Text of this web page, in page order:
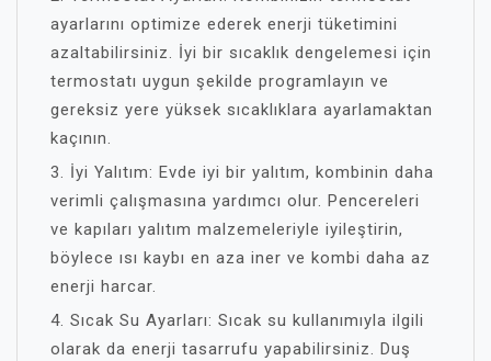
ayarlarını optimize ederek enerji tüketimini
azaltabilirsiniz. İyi bir sıcaklık dengelemesi için
termostatı uygun şekilde programlayın ve
gereksiz yere yüksek sıcaklıklara ayarlamaktan
kaçının.
3. İyi Yalıtım: Evde iyi bir yalıtım, kombinin daha
verimli çalışmasına yardımcı olur. Pencereleri
ve kapıları yalıtım malzemeleriyle iyileştirin,
böylece ısı kaybı en aza iner ve kombi daha az
enerji harcar.
4. Sıcak Su Ayarları: Sıcak su kullanımıyla ilgili
olarak da enerji tasarrufu yapabilirsiniz. Duş